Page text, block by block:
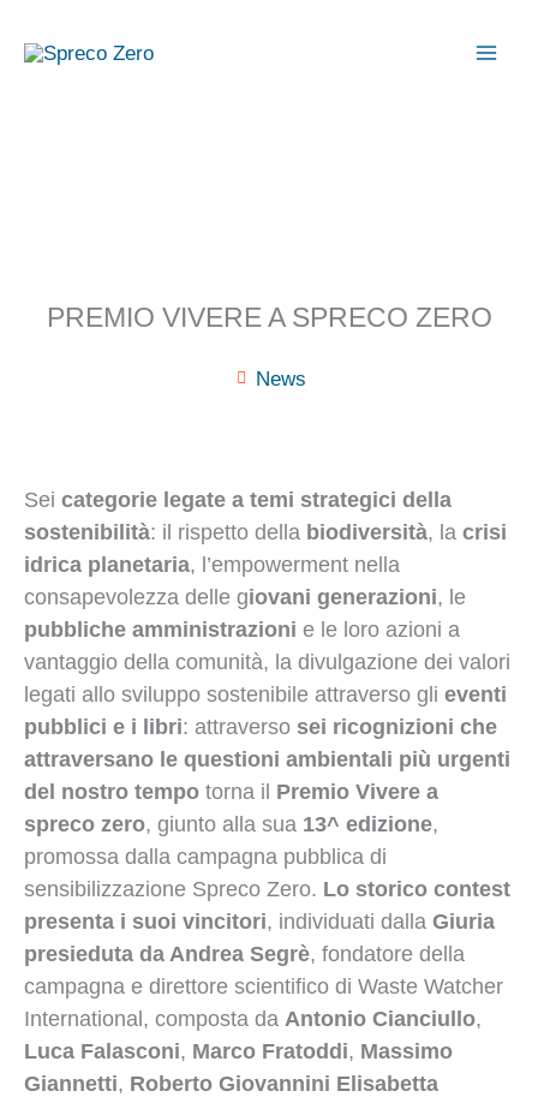
PREMIO VIVERE A SPRECO ZERO
News
Sei categorie legate a temi strategici della
sostenibilità: il rispetto della biodiversità, la crisi
idrica planetaria, l’empowerment nella
consapevolezza delle giovani generazioni, le
pubbliche amministrazioni e le loro azioni a
vantaggio della comunità, la divulgazione dei valori
legati allo sviluppo sostenibile attraverso gli eventi
pubblici e i libri: attraverso sei ricognizioni che
attraversano le questioni ambientali più urgenti
del nostro tempo torna il Premio Vivere a
spreco zero, giunto alla sua 13^ edizione,
promossa dalla campagna pubblica di
sensibilizzazione Spreco Zero. Lo storico contest
presenta i suoi vincitori, individuati dalla Giuria
presieduta da Andrea Segrè, fondatore della
campagna e direttore scientifico di Waste Watcher
International, composta da Antonio Cianciullo,
Luca Falasconi, Marco Fratoddi, Massimo
Giannetti, Roberto Giovannini Elisabetta